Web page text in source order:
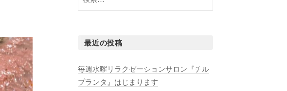
最近の投稿
毎週水曜リラクゼーションサロン『チル
プランタ』はじまります